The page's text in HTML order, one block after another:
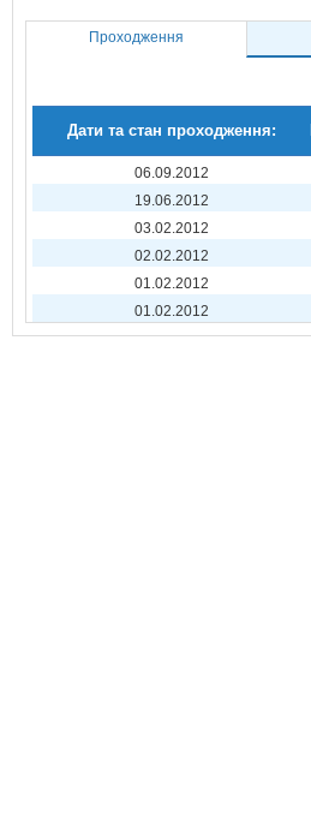
Проходження
Дати та стан проходження:
06.09.2012
19.06.2012
03.02.2012
02.02.2012
01.02.2012
01.02.2012